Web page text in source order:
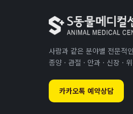
사람과 같은 분야별 전문적
종양 · 관절 · 안과 · 신장 ·
카카오톡 예약상담